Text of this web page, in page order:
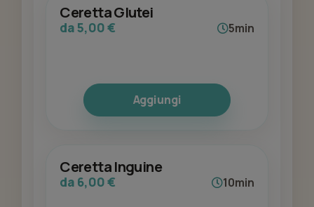
Ceretta Glutei
da 5,00 € 5min
Aggiungi
Ceretta Inguine
da 6,00 € 10min